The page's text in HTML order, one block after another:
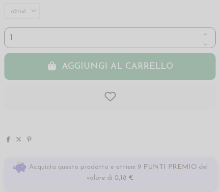
AGGIUNGI AL CARRELLO
Acquista questo prodotto e ottieni 9 PUNTI PREMIO del
valore di 0,18 €